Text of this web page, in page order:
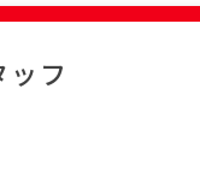
フ